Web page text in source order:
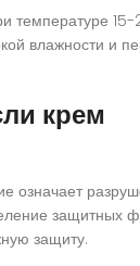
температуре
влажности и
крем
означает
защитных
защиту.